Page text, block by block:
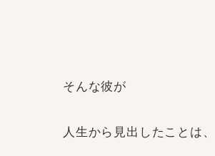
そんな彼が
人生から見出したことは、